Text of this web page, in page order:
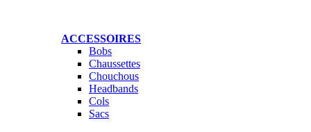
ACCESSOIRES
Bobs
Chaussettes
Chouchous
Headbands
Cols
Sacs